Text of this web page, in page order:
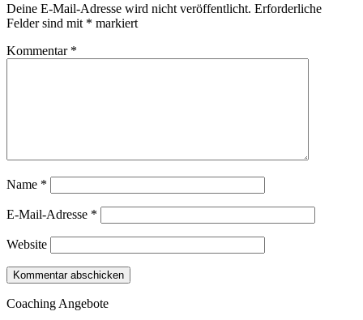
Deine E-Mail-Adresse wird nicht veröffentlicht. Erforderliche
Felder sind mit * markiert
Kommentar *
Name *
E-Mail-Adresse *
Website
Coaching Angebote